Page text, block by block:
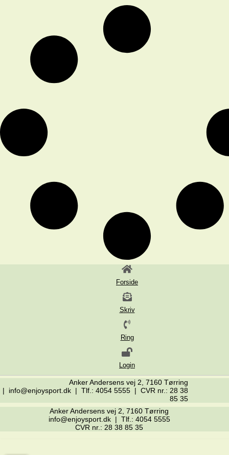
Forside
Skriv
Ring
Login
Anker Andersens vej 2, 7160 Tørring
| info@enjoysport.dk | Tlf.: 4054 5555 | CVR nr.: 28 38
85 35
Anker Andersens vej 2, 7160 Tørring
info@enjoysport.dk | Tlf.: 4054 5555
CVR nr.: 28 38 85 35